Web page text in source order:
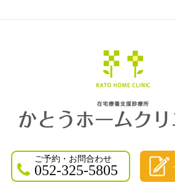
ご予約・お問合わせ
052-325-5805